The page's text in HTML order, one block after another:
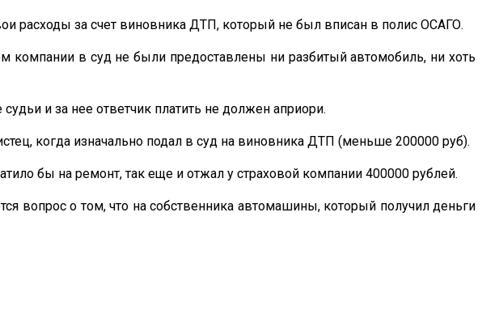
расходы за счет виновника ДТП, который не был вписан в полис ОСАГО.
в суд не были предоставлены ни разбитый автомобиль, ни хоть
и за нее ответчик платить не должен априори.
когда изначально подал в суд на виновника ДТП (меньше 200000 руб).
бы на ремонт, так еще и отжал у страховой компании 400000 рублей.
вопрос о том, что на собственника автомашины, который получил деньги